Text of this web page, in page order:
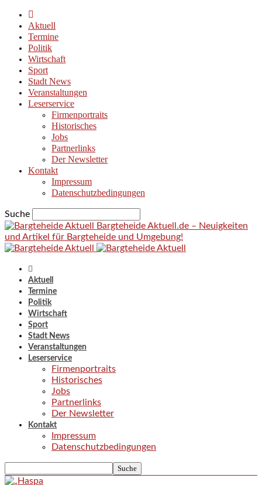
Aktuell
Termine
Politik
Wirtschaft
Sport
Stadt News
Veranstaltungen
Leserservice
Firmenportraits
Historisches
Jobs
Partnerlinks
Der Newsletter
Kontakt
Impressum
Datenschutzbedingungen
Suche
Bargteheide Aktuell.de – Neuigkeiten
und Artikel für Bargteheide und Umgebung!
Aktuell
Termine
Politik
Wirtschaft
Sport
Stadt News
Veranstaltungen
Leserservice
Firmenportraits
Historisches
Jobs
Partnerlinks
Der Newsletter
Kontakt
Impressum
Datenschutzbedingungen